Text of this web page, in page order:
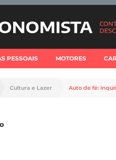
PESSOAIS MOTORES
Cultura e Lazer Auto de fé: